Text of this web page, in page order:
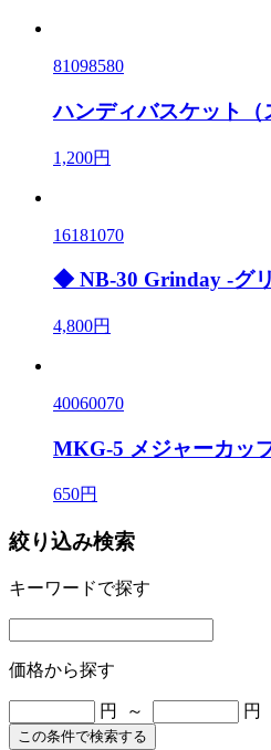
81098580
ハンディバスケット
1,200円
16181070
◆ NB-30 Grinday -グ
4,800円
40060070
MKG-5 メジャーカッ
650円
絞り込み検索
キーワードで探す
価格から探す
円 ～ 円
この条件で検索する